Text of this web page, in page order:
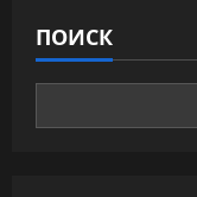
ПОИСК